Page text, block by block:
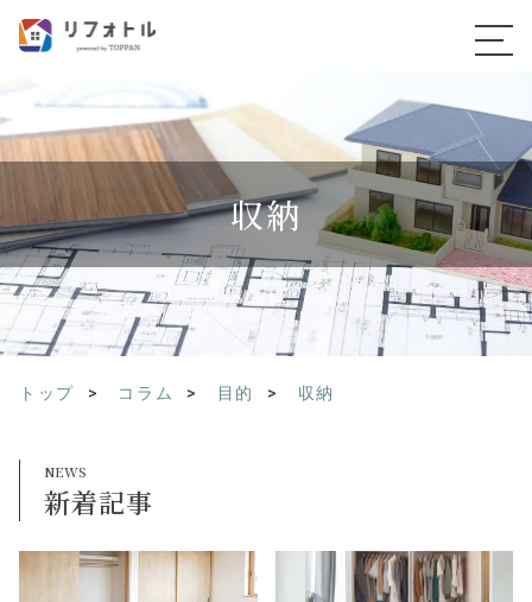
収納
トップ コラム 目的 収納
新着記事